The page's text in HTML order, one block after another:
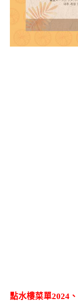
點水樓菜單2024